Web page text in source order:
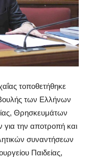
τοποθετήθηκε
Βουλής των Ελλήνων
Θρησκευμάτων
για την αποτροπή και
συναντήσεων
Παιδείας,